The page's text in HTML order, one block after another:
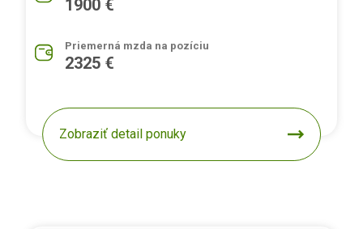
1900 €
Priemerná mzda na pozíciu
2325 €
Zobraziť detail ponuky